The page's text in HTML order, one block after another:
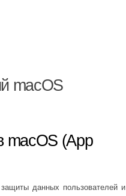
macOS
macOS (App
данных пользователей и